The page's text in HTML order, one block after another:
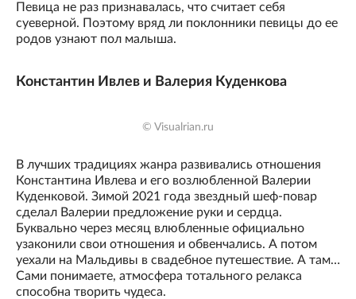
Певица не раз признавалась, что считает себя
суеверной. Поэтому вряд ли поклонники певицы до ее
родов узнают пол малыша.
Константин Ивлев и Валерия Куденкова
© Visualrian.ru
В лучших традициях жанра развивались отношения
Константина Ивлева и его возлюбленной Валерии
Куденковой. Зимой 2021 года звездный шеф-повар
сделал Валерии предложение руки и сердца.
Буквально через месяц влюбленные официально
узаконили свои отношения и обвенчались. А потом
уехали на Мальдивы в свадебное путешествие. А там…
Сами понимаете, атмосфера тотального релакса
способна творить чудеса.